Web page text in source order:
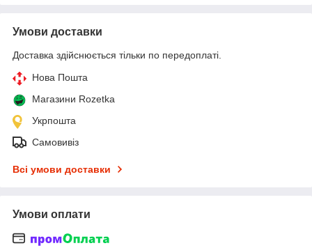
Умови доставки
Доставка здійснюється тільки по передоплаті.
Нова Пошта
Магазини Rozetka
Укрпошта
Самовивіз
Всі умови доставки
Умови оплати